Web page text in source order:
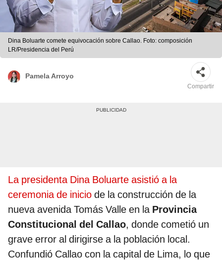
Dina Boluarte comete equivocación sobre Callao. Foto: composición
LR/Presidencia del Perú
Pamela Arroyo
Compartir
La presidenta Dina Boluarte asistió a la
ceremonia de inicio de la construcción de la
nueva avenida Tomás Valle en la Provincia
Constitucional del Callao, donde cometió un
grave error al dirigirse a la población local.
Confundió Callao con la capital de Lima, lo que